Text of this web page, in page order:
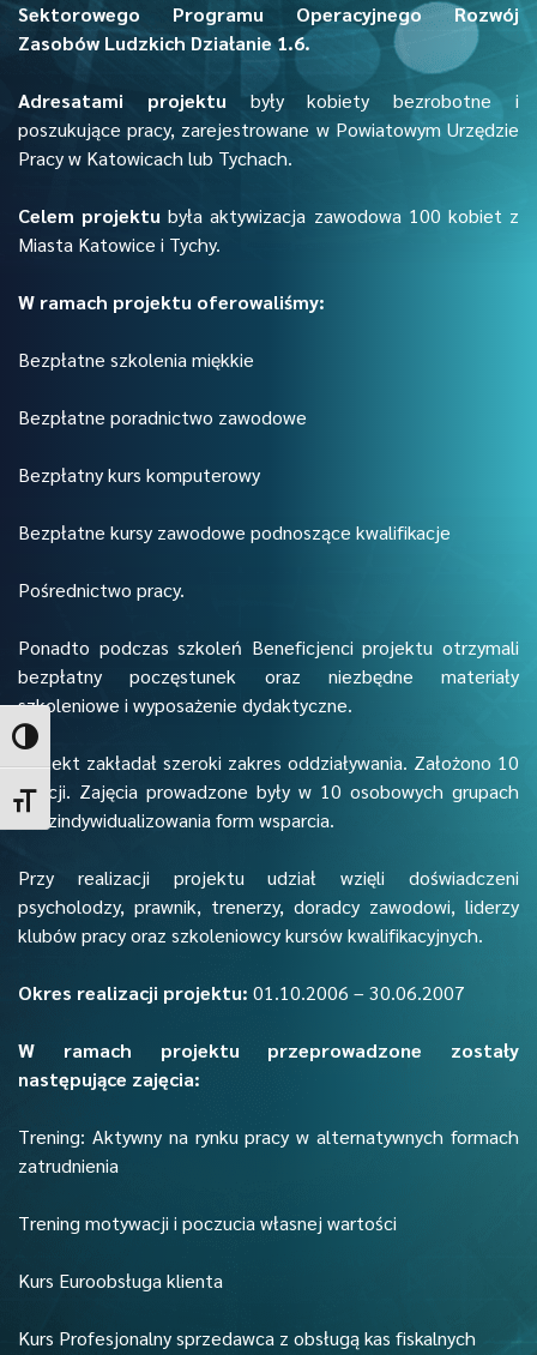
Toggle High Contrast
Toggle Font size
Sektorowego Programu Operacyjnego Rozwój
Zasobów Ludzkich Działanie 1.6.
Adresatami projektubyły kobiety bezrobotne i
poszukujące pracy, zarejestrowane w Powiatowym Urzędzie
Pracy w Katowicach lub Tychach.
Celem projektubyła aktywizacja zawodowa 100 kobiet z
Miasta Katowice i Tychy.
W ramach projektu oferowaliśmy:
Bezpłatne szkolenia miękkie
Bezpłatne poradnictwo zawodowe
Bezpłatny kurs komputerowy
Bezpłatne kursy zawodowe podnoszące kwalifikacje
Pośrednictwo pracy.
Ponadto podczas szkoleń Beneficjenci projektu otrzymali
bezpłatny poczęstunek oraz niezbędne materiały
szkoleniowe i wyposażenie dydaktyczne.
Projekt zakładał szeroki zakres oddziaływania. Założono 10
edycji. Zajęcia prowadzone były w 10 osobowych grupach
dla zindywidualizowania form wsparcia.
Przy realizacji projektu udział wzięli doświadczeni
psycholodzy, prawnik, trenerzy, doradcy zawodowi, liderzy
klubów pracy oraz szkoleniowcy kursów kwalifikacyjnych.
Okres realizacji projektu: 01.10.2006 – 30.06.2007
W ramach projektu przeprowadzone zostały
następujące zajęcia:
Trening: Aktywny na rynku pracy w alternatywnych formach
zatrudnienia
Trening motywacji i poczucia własnej wartości
Kurs Euroobsługa klienta
Kurs Profesjonalny sprzedawca z obsługą kas fiskalnych